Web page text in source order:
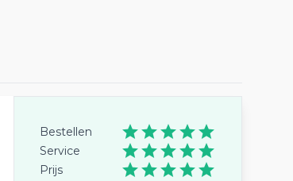
Bestellen
Service
Prijs